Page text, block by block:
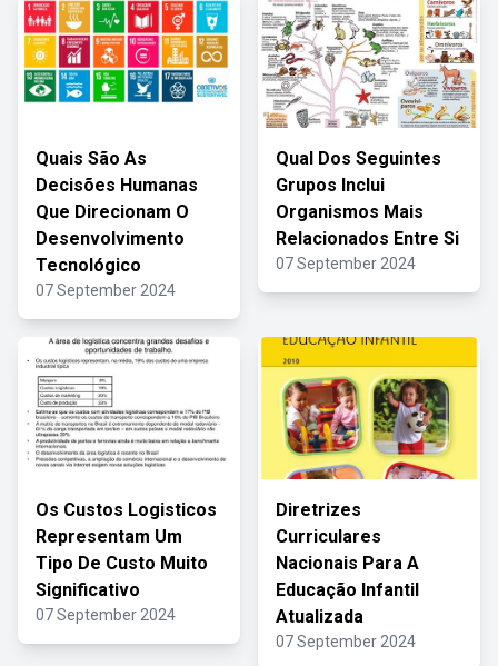
Quais São As
Decisões Humanas
Que Direcionam O
Desenvolvimento
Tecnológico
07 September 2024
Qual Dos Seguintes
Grupos Inclui
Organismos Mais
Relacionados Entre Si
07 September 2024
Os Custos Logisticos
Representam Um
Tipo De Custo Muito
Significativo
07 September 2024
Diretrizes
Curriculares
Nacionais Para A
Educação Infantil
Atualizada
07 September 2024